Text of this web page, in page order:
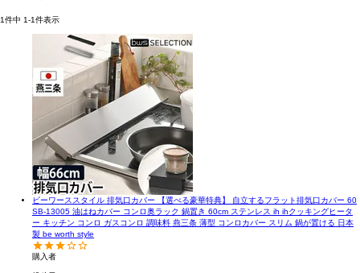
1件中 1-1件表示
ビーワーススタイル 排気口カバー 【選べる豪華特典】 自立するフラット排気口カバー 60
SB-13005 油はねカバー コンロ奥ラック 鍋置き 60cm ステンレス ih ihクッキングヒータ
ー キッチン コンロ ガスコンロ 調味料 燕三条 薄型 コンロカバー スリム 鍋が置ける 日本
製 be worth style
購入者